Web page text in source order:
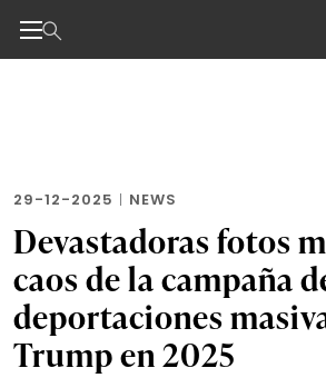
29-12-2025 | NEWS
Devastadoras fotos
caos de la campaña
deportaciones
Trump en 2025